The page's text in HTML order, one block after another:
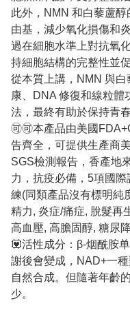
此外，NMN 和白藜蘆
由基，減少氧化損傷和
過在細胞水準上對抗氧
持細胞結構的完整性並
從本質上講，NMN 與
康、DNA 修復和線粒體
法，最終有助於保持青春
🉑🉑本產品由美國
告齊全，可提供生產商
SGS檢測報告，香產地
力，抗疫必備，5項國
練(同類產品沒有標明純
精力, 炎症/痛症, 脫髮再
高血壓, 高膽固醇, 糖尿
💟活性成分：β-烟酰胺
謝後會變成，NAD+一
自然合成。但隨著年齡
少。